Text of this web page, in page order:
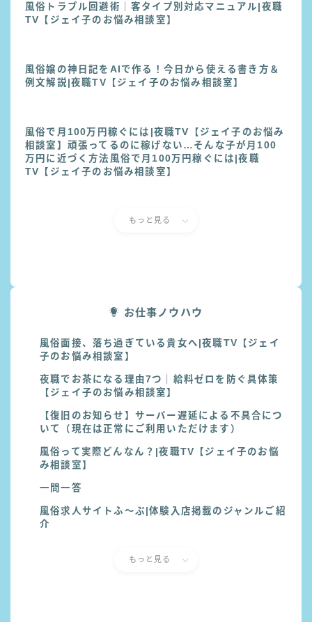
風俗トラブル回避術｜客タイプ別対応マニュアル|夜職
TV【ジェイ子のお悩み相談室】
風俗嬢の神日記をAIで作る！今日から使える書き方＆
例文解説|夜職TV【ジェイ子のお悩み相談室】
風俗で月100万円稼ぐには|夜職TV【ジェイ子のお悩み
相談室】頑張ってるのに稼げない…そんな子が月100
万円に近づく方法風俗で月100万円稼ぐには|夜職
TV【ジェイ子のお悩み相談室】
もっと見る
お仕事ノウハウ
風俗面接、落ち過ぎている貴女へ|夜職TV【ジェイ
子のお悩み相談室】
夜職でお茶になる理由7つ｜給料ゼロを防ぐ具体策
【ジェイ子のお悩み相談室】
【復旧のお知らせ】サーバー遅延による不具合につ
いて（現在は正常にご利用いただけます）
風俗って実際どんなん？|夜職TV【ジェイ子のお悩
み相談室】
一問一答
風俗求人サイトふ〜ぷ|体験入店掲載のジャンルご紹
介
もっと見る